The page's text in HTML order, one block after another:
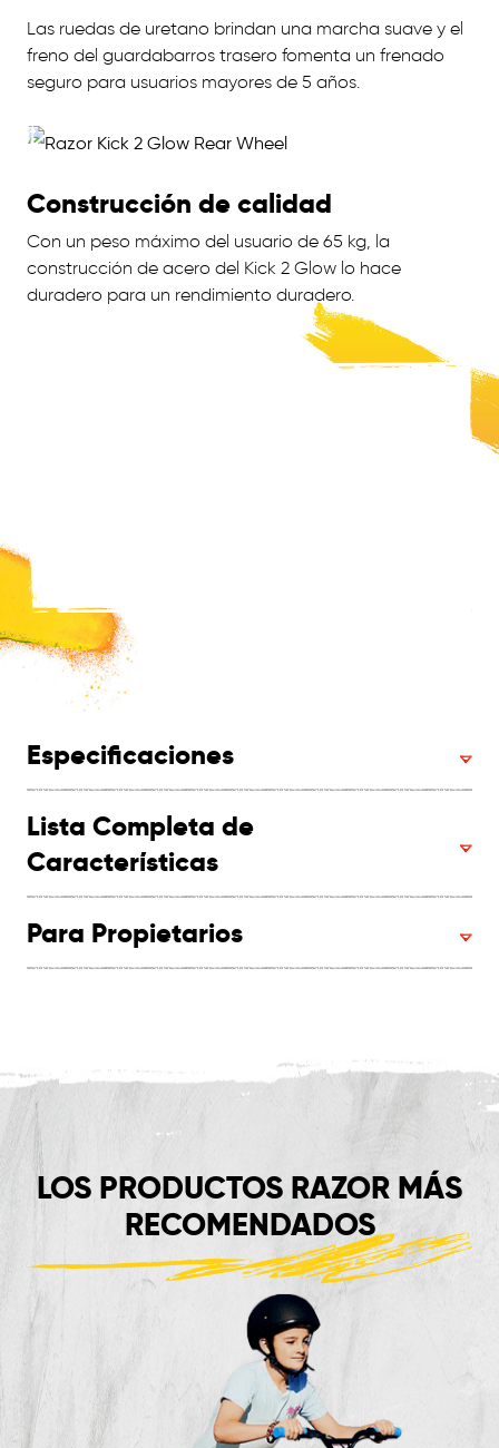
Las ruedas de uretano brindan una marcha suave y el
freno del guardabarros trasero fomenta un frenado
seguro para usuarios mayores de 5 años.
Construcción de calidad
Con un peso máximo del usuario de 65 kg, la
construcción de acero del Kick 2 Glow lo hace
duradero para un rendimiento duradero.
Especificaciones
Lista Completa de
Características
Para Propietarios
LOS PRODUCTOS RAZOR MÁS
RECOMENDADOS